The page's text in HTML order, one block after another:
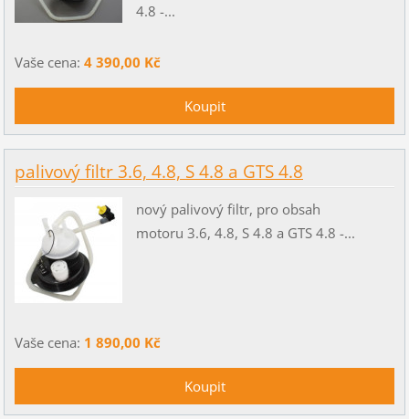
4.8 -...
Vaše cena: 4 390,00 Kč
palivový filtr 3.6, 4.8, S 4.8 a GTS 4.8
nový palivový filtr, pro obsah
motoru 3.6, 4.8, S 4.8 a GTS 4.8 -...
Vaše cena: 1 890,00 Kč